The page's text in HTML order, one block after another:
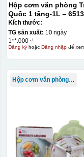
Hộp cơm văn phòng
Quốc 1 tầng-1L –
màu xanh
Kích thước:
TG sản xuất: 10 ngày
1**.000 ₫
Đăng kýhoặc Đăng nhậpđể
Hộp cơm văn phòng Trung Quốc